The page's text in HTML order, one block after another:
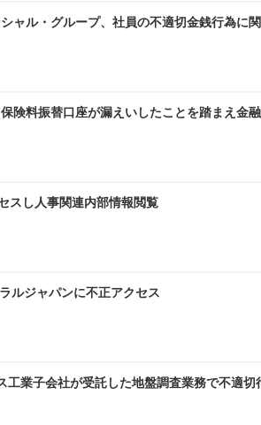
ル・グループ、社員の不適切金銭行為に
険料振替口座が漏えいしたことを踏まえ金
スし人事関連内部情報閲覧
ルジャパンに不正アクセス
業子会社が受託した地盤調査業務で不適切